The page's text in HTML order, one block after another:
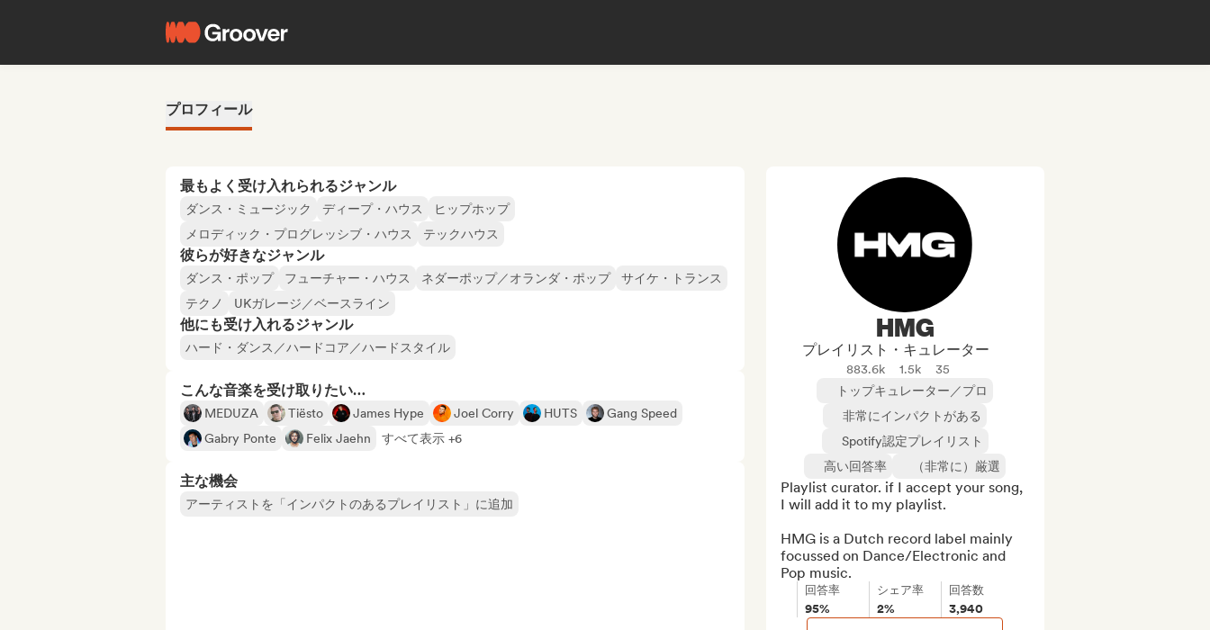
プロフィール
最もよく受け入れられるジャンル
ダンス・ミュージック ディープ・ハウス
ヒップホップ
メロディック・プログレッシブ・ハウス
テックハウス
彼らが好きなジャンル
ダンス・ポップ フューチャー・ハウス ネダーポップ／オランダ・ポップ
サイケ・トランス
テクノ
UKガレージ／ベースライン
他にも受け入れるジャンル
ハード・ダンス／ハードコア／ハードスタイル
こんな音楽を受け取りたい…
MEDUZA Tiësto James Hype Joel Corry HUTS
Gang Speed
Gabry Ponte
Felix Jaehn すべて表示 +6
主な機会
アーティストを「インパクトのあるプレイリスト」に追加
HMG
プレイリスト・キュレーター
883.6k 1.5k
35
トップキュレーター／プロ
非常にインパクトがある
Spotify認定プレイリスト
高い回答率
（非常に）厳選
Playlist curator. if I accept your song,
I will add it to my playlist.
HMG is a Dutch record label mainly
focussed on Dance/Electronic and
Pop music.
回答率
95%
シェア率
2%
回答数
3,940